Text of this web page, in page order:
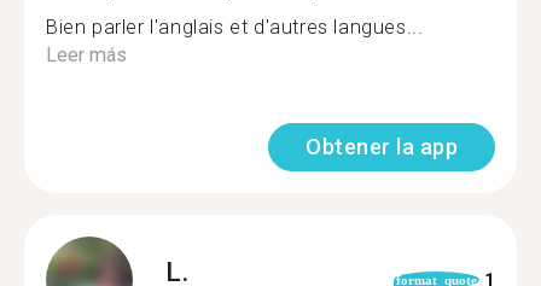
Bien parler l'anglais et d'autres langues...
Leer más
Obtener la app
L. format_quote 1